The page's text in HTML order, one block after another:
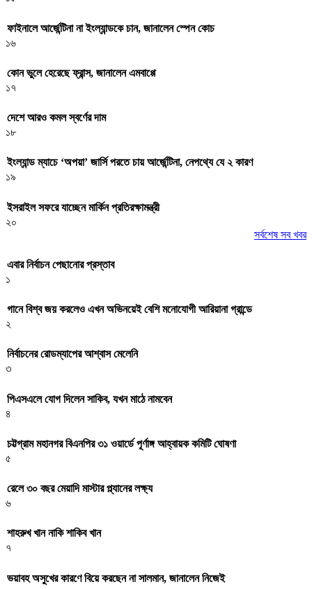
ফাইনালে আর্জেন্টিনা না ইংল্যান্ডকে চান, জানালেন স্পেন কোচ
১৬
কোন ভুলে হেরেছে ফ্রান্স, জানালেন এমবাপ্পে
১৭
দেশে আরও কমল স্বর্ণের দাম
১৮
ইংল্যান্ড ম্যাচে ‘অপয়া’ জার্সি পরতে চায় আর্জেন্টিনা, নেপথ্যে যে ২ কারণ
১৯
ইসরাইল সফরে যাচ্ছেন মার্কিন প্রতিরক্ষামন্ত্রী
২০
সর্বশেষ সব খবর
এবার নির্বাচন পেছানোর প্রস্তাব
১
গানে বিশ্ব জয় করলেও এখন অভিনয়েই বেশি মনোযোগী আরিয়ানা গ্রান্ডে
২
নির্বাচনের রোডম্যাপের আশ্বাস মেলেনি
৩
পিএসএলে যোগ দিলেন সাকিব, যখন মাঠে নামবেন
৪
চট্টগ্রাম মহানগর বিএনপির ৩১ ওয়ার্ডে পূর্ণাঙ্গ আহ্বায়ক কমিটি ঘোষণা
৫
রেলে ৩০ বছর মেয়াদি মাস্টার প্ল্যানের লক্ষ্য
৬
শাহরুখ খান নাকি শাকিব খান
৭
ভয়াবহ অসুখের কারণে বিয়ে করছেন না সালমান, জানালেন নিজেই